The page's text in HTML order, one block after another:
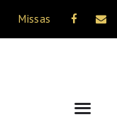
Missas